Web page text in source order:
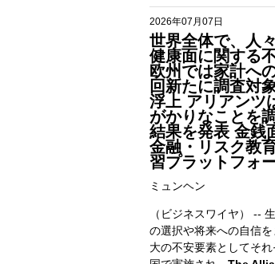
2026年07月07日
世界全体で、人
健康面に関する
欧州では家計へ
回新たに調査対
浮上 アリアンツ
がかりなことを
結果を発表 金銭
金融・リスク教
習プラットフォ
ミュンヘン
（ビジネスワイヤ） --
の選択や将来への自信
大の不安要素としてそ